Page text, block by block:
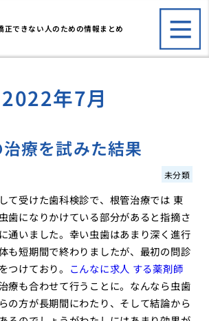
正できない人のための情報まとめ
2022年7月
療を試みた結果
未分類
て受けた歯科検診で、根管治療では 東
歯になりかけている部分があると指摘さ
通いました。幸い虫歯はあまり深く進行
も短期間で終わりましたが、最初の問診
つけており。 こんなに求人 する薬剤師
療も合わせて行うことに。なんなら虫歯
の方が長期間にわたり、そして結論から